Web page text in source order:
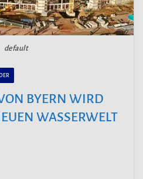
default
BYERN WIRD
WASSERWELT